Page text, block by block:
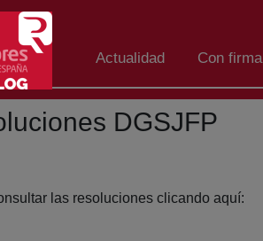
Actualidad Con firma
DGSJFP
las resoluciones clicando aquí: